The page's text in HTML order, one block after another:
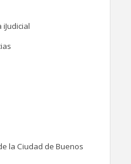
la Ciudad de Buenos